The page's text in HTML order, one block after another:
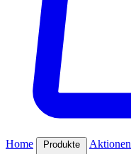
Home Produkte Aktionen